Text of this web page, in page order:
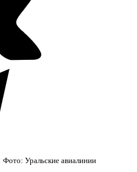
Фото: Уральские авиалинии